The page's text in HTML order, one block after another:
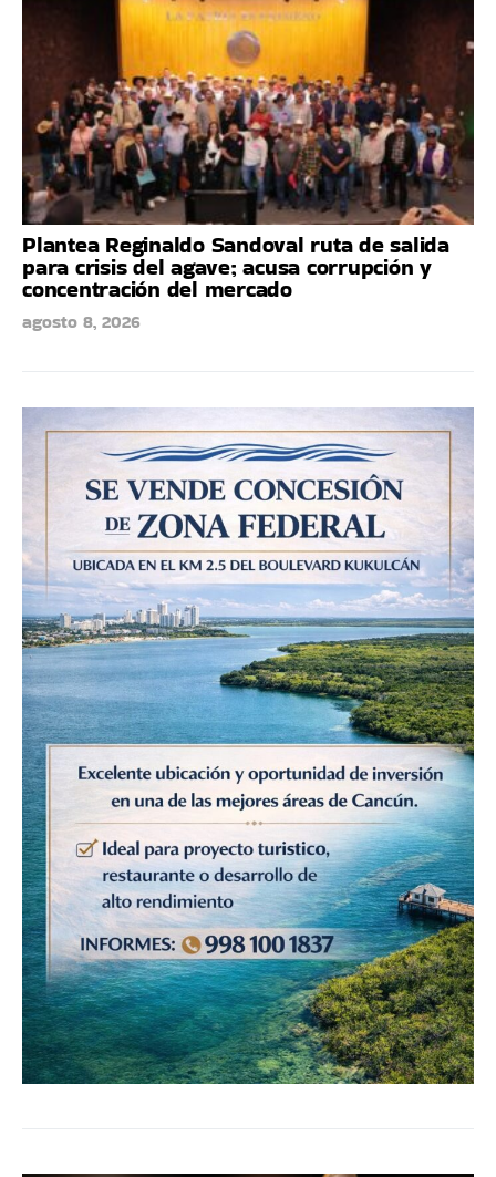
Plantea Reginaldo Sandoval ruta de salida
para crisis del agave; acusa corrupción y
concentración del mercado
agosto 8, 2026